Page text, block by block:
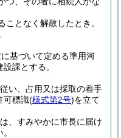
となく解散したとき。
基づいて定める準用河
課とする。
い、占用又は採取の着手
可標識(様式第2号)を立て
、すみやかに市長に届け